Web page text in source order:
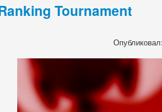
Tournament